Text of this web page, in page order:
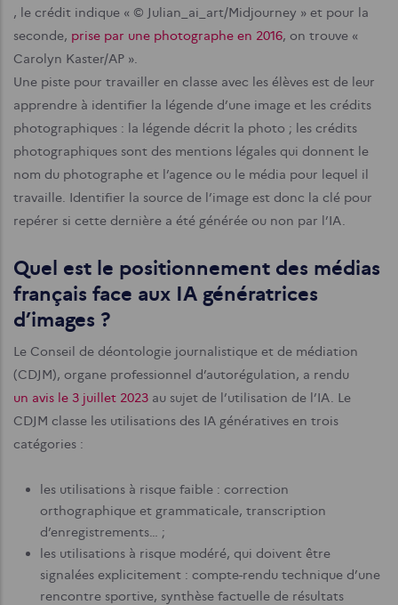
, le crédit indique « © Julian_ai_art/Midjourney » et pour la
seconde, prise par une photographe en 2016, on trouve «
Carolyn Kaster/AP ».
Une piste pour travailler en classe avec les élèves est de leur
apprendre à identifier la légende d’une image et les crédits
photographiques : la légende décrit la photo ; les crédits
photographiques sont des mentions légales qui donnent le
nom du photographe et l’agence ou le média pour lequel il
travaille. Identifier la source de l’image est donc la clé pour
repérer si cette dernière a été générée ou non par l’IA.
Quel est le positionnement des médias
français face aux IA génératrices
d’images ?
Le Conseil de déontologie journalistique et de médiation
(CDJM), organe professionnel d’autorégulation, a rendu
un avis le 3 juillet 2023 au sujet de l’utilisation de l’IA. Le
CDJM classe les utilisations des IA génératives en trois
catégories :
les utilisations à risque faible : correction
orthographique et grammaticale, transcription
d’enregistrements… ;
les utilisations à risque modéré, qui doivent être
signalées explicitement : compte-rendu technique d’une
rencontre sportive, synthèse factuelle de résultats